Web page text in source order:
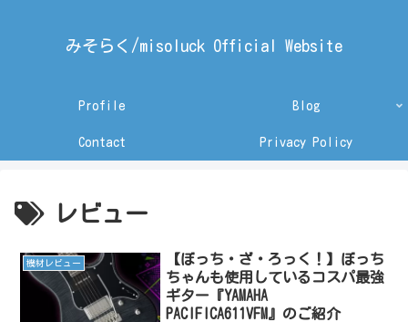
みそらく/misoluck Official Website
Profile Blog
Contact Privacy Policy
レビュー
機材レビュー
【ぼっち・ざ・ろっく！】ぼっち
ちゃんも使用しているコスパ最強
ギター『YAMAHA
PACIFICA611VFM』のご紹介